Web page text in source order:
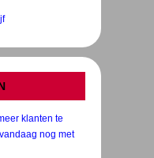
klanten te
nog met